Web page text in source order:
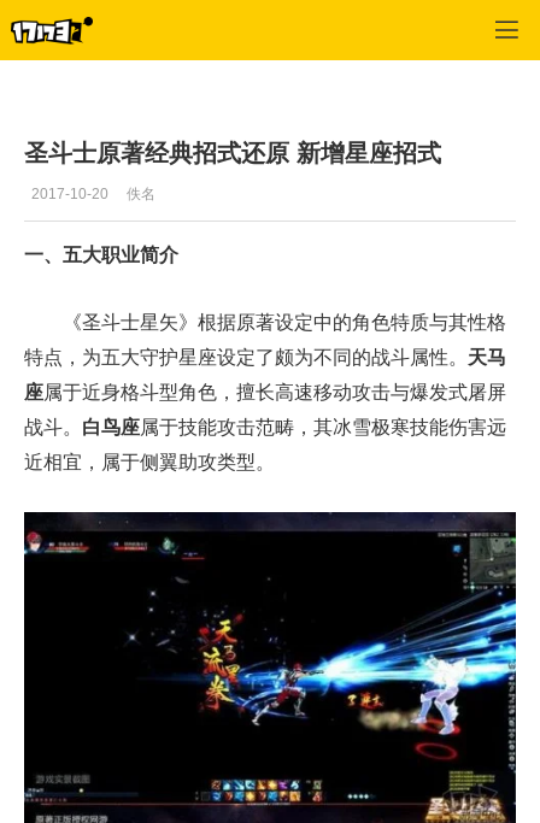
圣斗士原著经典招式还原 新增星座招式
2017-10-20 佚名
一、五大职业简介
《圣斗士星矢》根据原著设定中的角色特质与其性格
特点，为五大守护星座设定了颇为不同的战斗属性。 天马
座属于近身格斗型角色，擅长高速移动攻击与爆发式屠屏
战斗。 白鸟座属于技能攻击范畴，其冰雪极寒技能伤害远
近相宜，属于侧翼助攻类型。